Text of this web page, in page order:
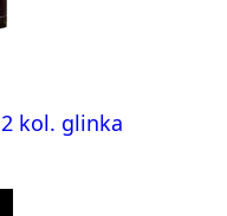
kol. glinka